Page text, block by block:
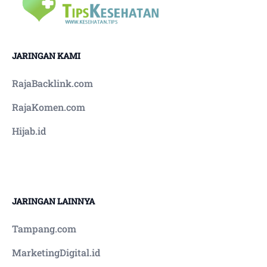
barangkali bakal mengalami dampak panas
yang lebih tajam serta mesti secepatya
penyesuaian. • Gunakanlah topi bertepi lebar. •
minuman ini bisa menarik air keluar dari badan.
• Berhati-hatilah saat jalan-jalan atau melakukan
olahraga di waktu cuaca sedang panas. Tetap
melakukan olahraga di lokasi yang teduh apabila
JARINGAN KAMI
RajaBacklink.com
RajaKomen.com
Hijab.id
JARINGAN LAINNYA
Tampang.com
MarketingDigital.id